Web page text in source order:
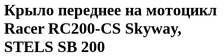
Крыло переднее на мотоцикл
Racer RC200-CS Skyway,
STELS SB 200